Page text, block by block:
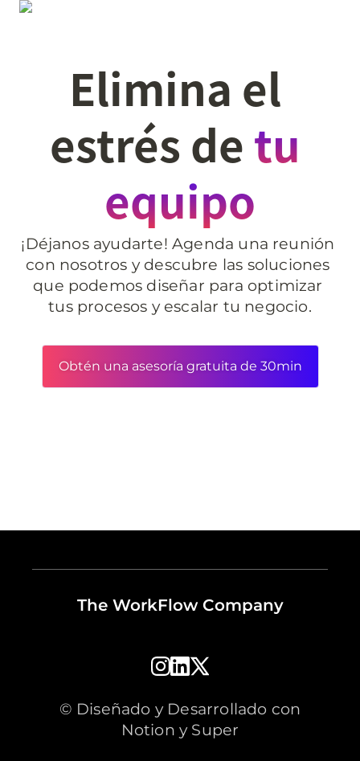
Elimina el
estrés de tu
equipo
¡Déjanos ayudarte! Agenda una reunión
con nosotros y descubre las soluciones
que podemos diseñar para optimizar
tus procesos y escalar tu negocio.
Obtén una asesoría gratuita de 30min
The WorkFlow Company
© Diseñado y Desarrollado con
Notion y Super